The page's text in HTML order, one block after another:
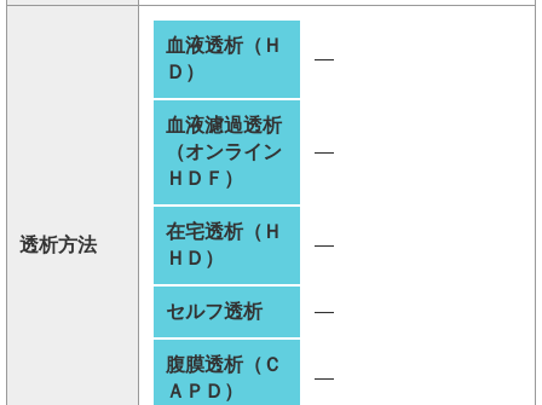
透析方法
血液透析（Ｈ
Ｄ）
―
血液濾過透析
（オンライン
ＨＤＦ）
―
在宅透析（Ｈ
ＨＤ）
―
セルフ透析 ―
腹膜透析（Ｃ
ＡＰＤ）
―